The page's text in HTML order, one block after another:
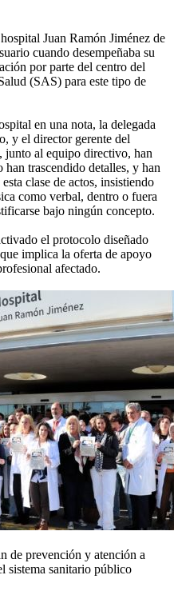
Juan Ramón Jiménez de
cuando desempeñaba su
por parte del centro del
(SAS) para este tipo de
en una nota, la delegada
y el director gerente del
junto al equipo directivo, han
trascendido detalles, y han
clase de actos, insistiendo
como verbal, dentro o fuera
bajo ningún concepto.
el protocolo diseñado
implica la oferta de apoyo
afectado.
de prevención y atención a
sistema sanitario público